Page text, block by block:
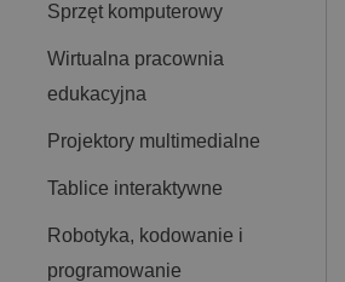
Sprzęt komputerowy
Wirtualna pracownia
edukacyjna
Projektory multimedialne
Tablice interaktywne
Robotyka, kodowanie i
programowanie